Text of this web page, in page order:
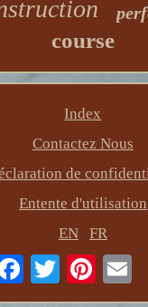
course
Index
Contactez Nous
de
Entente d'utilisation
EN
FR